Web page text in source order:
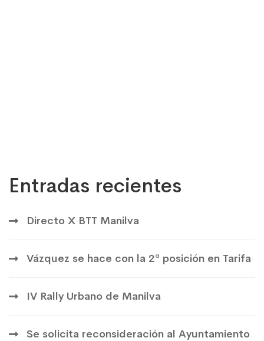
Entradas recientes
Directo X BTT Manilva
Vázquez se hace con la 2ª posición en Tarifa
IV Rally Urbano de Manilva
Se solicita reconsideración al Ayuntamiento